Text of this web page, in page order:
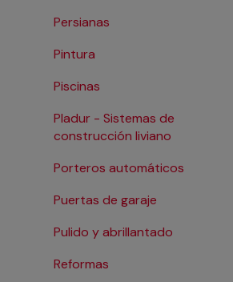
Persianas
Pintura
Piscinas
Pladur - Sistemas de
construcción liviano
Porteros automáticos
Puertas de garaje
Pulido y abrillantado
Reformas